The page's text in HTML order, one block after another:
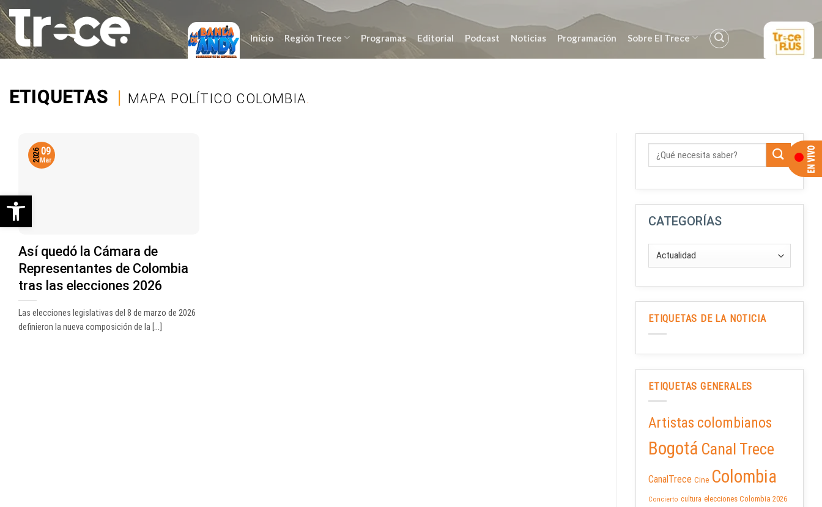
Saltar
al
contenido
Inicio Región Trece Programas Editorial Podcast Noticias Programación Sobre El Trece
ETIQUETAS | MAPA POLÍTICO COLOMBIA.
Así quedó la Cámara de
Representantes de Colombia
tras las elecciones 2026
Las elecciones legislativas del 8 de marzo de 2026
definieron la nueva composición de la [...]
09
Mar
2026
CATEGORÍAS
ETIQUETAS DE LA NOTICIA
ETIQUETAS GENERALES
Artistas colombianos
Bogotá Canal Trece
CanalTrece Cine Colombia
Concierto cultura elecciones Colombia 2026
Abrir barra de herramientas